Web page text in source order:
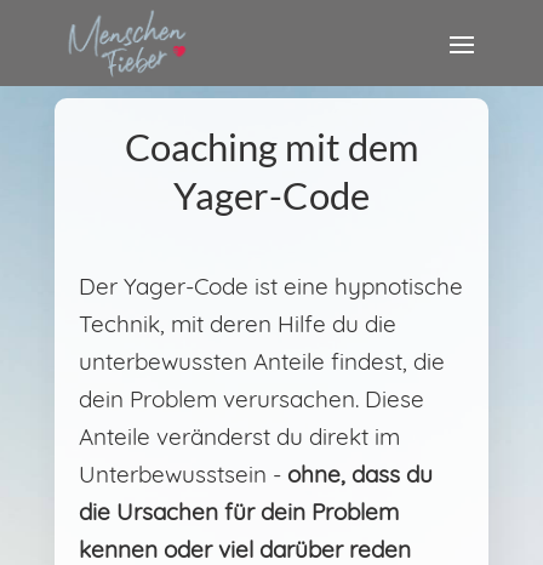
Coaching mit dem
Yager-Code
Der Yager-Code ist eine hypnotische
Technik, mit deren Hilfe du die
unterbewussten Anteile findest, die
dein Problem verursachen. Diese
Anteile veränderst du direkt im
Unterbewusstsein - ohne, dass du
die Ursachen für dein Problem
kennen oder viel darüber reden